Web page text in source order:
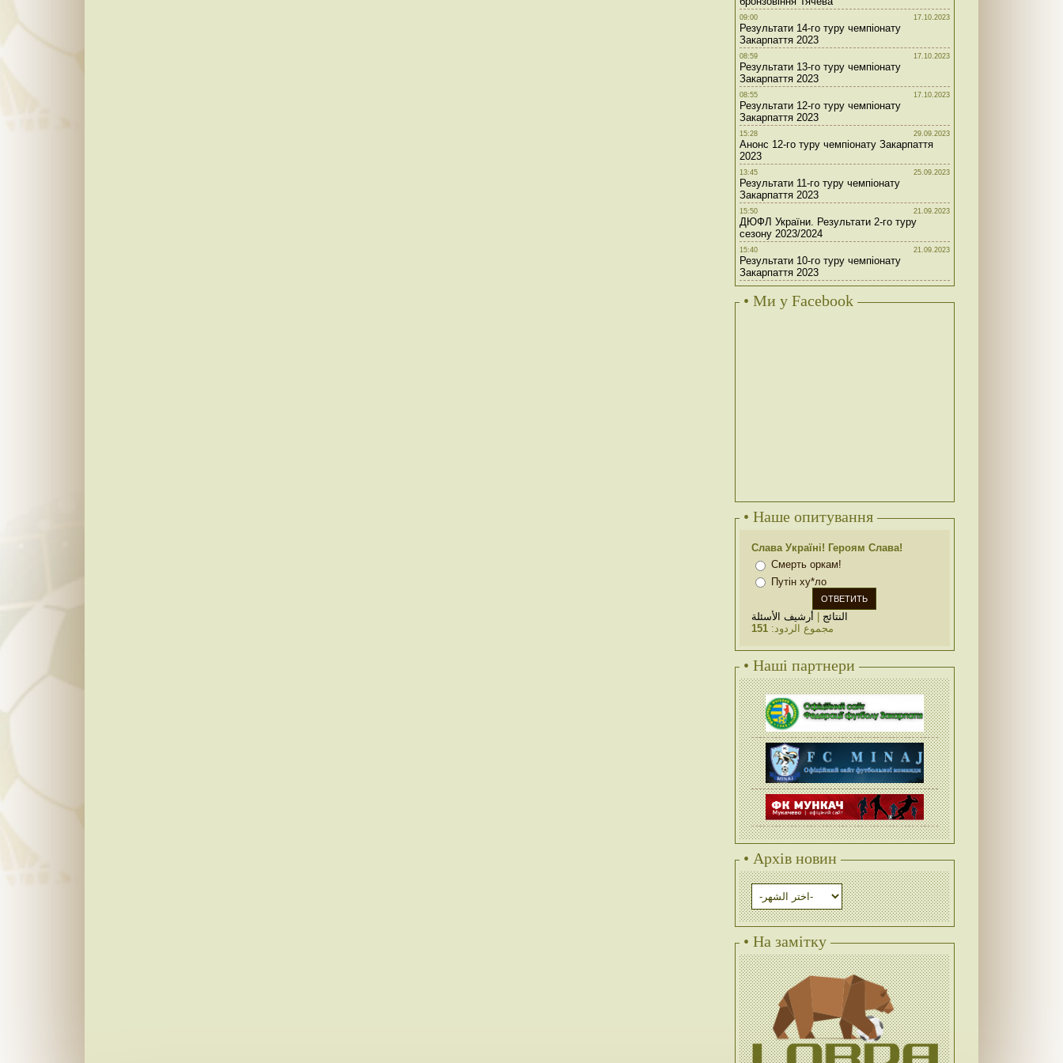
09:00 17.10.2023
Результати 14-го туру чемпіонату
Закарпаття 2023
08:59 17.10.2023
Результати 13-го туру чемпіонату
Закарпаття 2023
08:55 17.10.2023
Результати 12-го туру чемпіонату
Закарпаття 2023
15:28 29.09.2023
Анонс 12-го туру чемпіонату Закарпаття
2023
13:45 25.09.2023
Результати 11-го туру чемпіонату
Закарпаття 2023
15:50 21.09.2023
ДЮФЛ України. Результати 2-го туру
сезону 2023/2024
15:40 21.09.2023
Результати 10-го туру чемпіонату
Закарпаття 2023
• Ми у Facebook
• Наше опитування
Слава Україні! Героям Слава!
Смерть оркам!
Путін ху*ло
النتائج
أرشيف الأسئلة
مجموع الردود:151
• Наші партнери
• Архів новин
• На замітку